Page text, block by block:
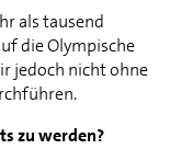
als tausend
die Olympische
jedoch nicht ohne
zu werden?